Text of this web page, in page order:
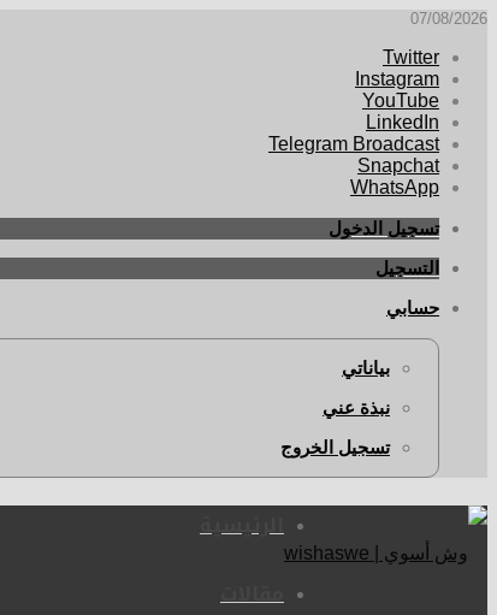
07/08/2026
Twitter
Instagram
YouTube
LinkedIn
Telegram Broadcast
Snapchat
WhatsApp
تسجيل الدخول
التسجيل
حسابي
بياناتي
نبذة عني
تسجيل الخروج
الرئيسية
مقالات